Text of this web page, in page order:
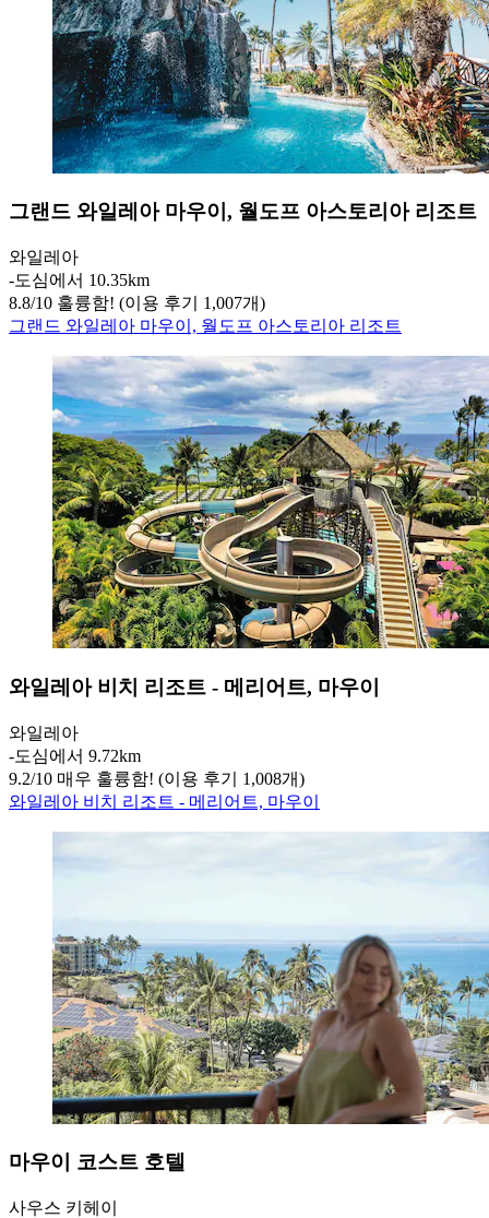
그랜드 와일레아 마우이, 월도프 아스토리아 리조트
와일레아
‐도심에서 10.35km
8.8/10 훌륭함! (이용 후기 1,007개)
그랜드 와일레아 마우이, 월도프 아스토리아 리조트
와일레아 비치 리조트 - 메리어트, 마우이
와일레아
‐도심에서 9.72km
9.2/10 매우 훌륭함! (이용 후기 1,008개)
와일레아 비치 리조트 - 메리어트, 마우이
마우이 코스트 호텔
사우스 키헤이